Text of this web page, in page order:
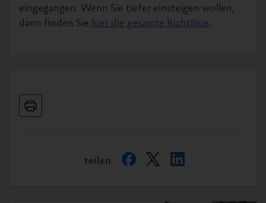
eingegangen. Wenn Sie tiefer einsteigen wollen,
dann finden Sie hier die gesamte Richtlinie.
teilen: